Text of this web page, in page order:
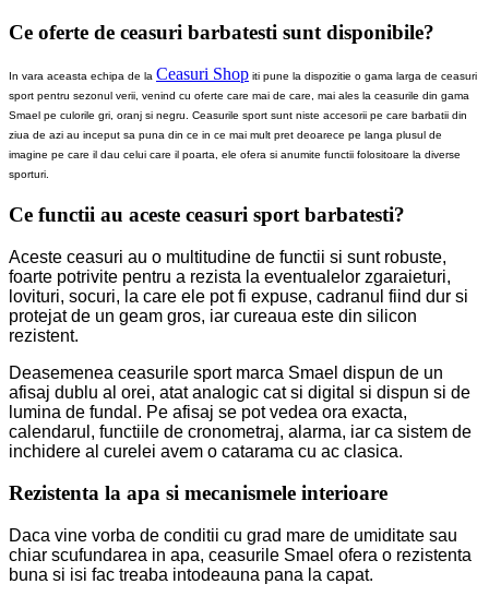
Ce oferte de ceasuri barbatesti sunt disponibile?
In vara aceasta echipa de la Ceasuri Shop iti pune la dispozitie o gama larga de ceasuri
sport pentru sezonul verii, venind cu oferte care mai de care, mai ales la ceasurile din gama
Smael pe culorile gri, oranj si negru. Ceasurile sport sunt niste accesorii pe care barbatii din
ziua de azi au inceput sa puna din ce in ce mai mult pret deoarece pe langa plusul de
imagine pe care il dau celui care il poarta, ele ofera si anumite functii folositoare la diverse
sporturi.
Ce functii au aceste ceasuri sport barbatesti?
Aceste ceasuri au o multitudine de functii si sunt robuste,
foarte potrivite pentru a rezista la eventualelor zgaraieturi,
lovituri, socuri, la care ele pot fi expuse, cadranul fiind dur si
protejat de un geam gros, iar cureaua este din silicon
rezistent.
Deasemenea ceasurile sport marca Smael dispun de un
afisaj dublu al orei, atat analogic cat si digital si dispun si de
lumina de fundal. Pe afisaj se pot vedea ora exacta,
calendarul, functiile de cronometraj, alarma, iar ca sistem de
inchidere al curelei avem o catarama cu ac clasica.
Rezistenta la apa si mecanismele interioare
Daca vine vorba de conditii cu grad mare de umiditate sau
chiar scufundarea in apa, ceasurile Smael ofera o rezistenta
buna si isi fac treaba intodeauna pana la capat.